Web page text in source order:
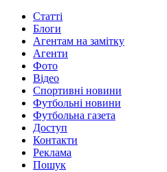
Статті
Блоги
Агентам на замітку
Агенти
Фото
Відео
Спортивні новини
Футбольні новини
Футбольна газета
Доступ
Контакти
Реклама
Пошук